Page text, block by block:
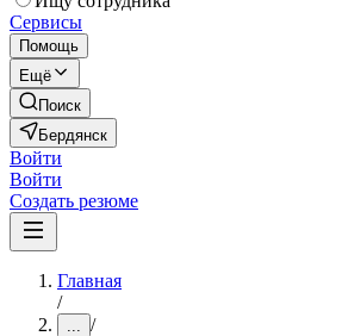
Сервисы
Помощь
Ещё
Поиск
Бердянск
Войти
Войти
Создать резюме
Главная
/
... /